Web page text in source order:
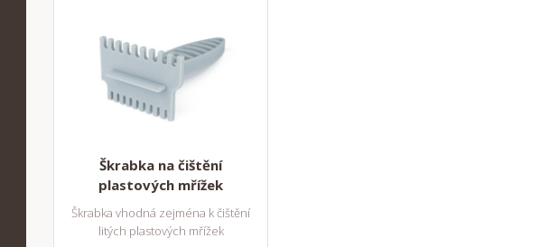
Škrabka na čištění
plastových mřížek
Škrabka vhodná zejména k čištění
litých plastových mřížek